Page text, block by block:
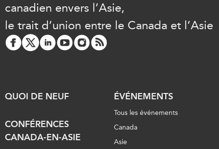
RÉSEAUX
CanWIN
Attachés supérieurs de
recherche
APEC
CSCAP
Partenaires institutionnels
canadien envers l’Asie,
le trait d’union entre le Canada et l’Asie
QUOI DE NEUF
CONFÉRENCES
CANADA-EN-ASIE
ÉVÉNEMENTS
Tous les événements
Canada
Asie